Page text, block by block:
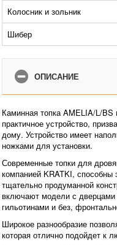
Колосник и зольник
Шибер
ОПИСАНИЕ
Каминная топка AMELIA/L/
практичное устройство,
дому. Устройство имеет
ножками для установки.
Современные топки для
компанией KRATKI, способны
тщательно продуманной
включают модели с дверцами
гильотинами и без,
Широкое разнообразие
которая отлично подойдет к